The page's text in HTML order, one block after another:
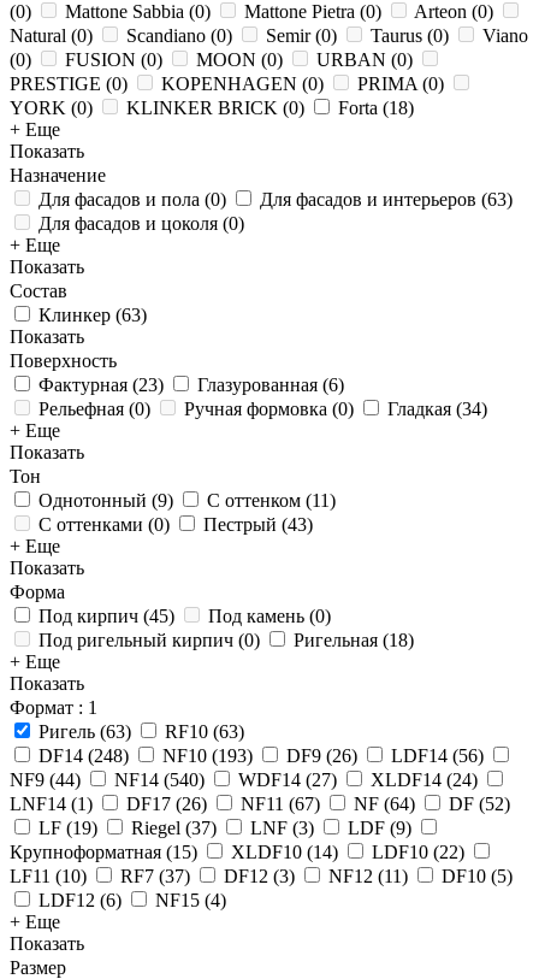
(0) Mattone Sabbia (0) Mattone Pietra (0) Arteon (0)
Natural (0) Scandiano (0) Semir(0) Taurus (0)
Viano
(0) FUSION (0) MOON (0) URBAN (0)
PRESTIGE (0) KOPENHAGEN (0) PRIMA (0)
YORK (0) KLINKER BRICK (0) Forta (18)
+ Еще
Показать
Назначение
Для фасадов и пола (0) Для фасадов и интерьеров (63)
Для фасадов и цоколя (0)
+ Еще
Показать
Состав
Клинкер (63)
Показать
Поверхность
Фактурная (23) Глазурованная (6)
Рельефная (0) Ручная формовка (0) Гладкая (34)
+ Еще
Показать
Тон
Однотонный (9) С оттенком (11)
С оттенками (0) Пестрый (43)
+ Еще
Показать
Форма
Под кирпич (45) Под камень (0)
Под ригельный кирпич (0) Ригельная (18)
+ Еще
Показать
Формат : 1
Ригель (63) RF10 (63)
DF14 (248) NF10 (193) DF9 (26) LDF14 (56)
NF9 (44) NF14 (540) WDF14 (27) XLDF14 (24)
LNF14 (1) DF17 (26) NF11 (67) NF (64) DF (52)
LF (19) Riegel (37) LNF (3) LDF (9)
Крупноформатная (15) XLDF10 (14) LDF10 (22)
LF11 (10) RF7 (37) DF12 (3) NF12 (11) DF10 (5)
LDF12 (6) NF15 (4)
+ Еще
Показать
Размер